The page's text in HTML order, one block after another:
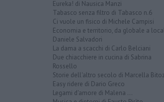
Eureka! di Nausica Manzi
Tabasco senza filtro di Tabasco n.6
Ci vuole un fisico di Michele Campisi
Economia e territorio, da globale a
Daniele Salvadori
La dama a scacchi di Carlo Belciani
Due chiacchiere in cucina di Sabrina
Rossello
Storie dell'altro secolo di Marcella
Easy ridere di Dario Greco
Legami d'amore di Malena ...